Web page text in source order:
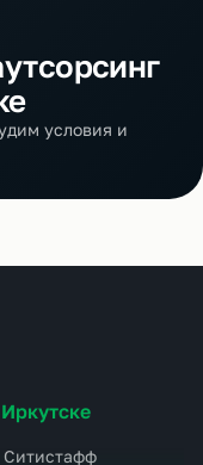
условия и
Иркутске